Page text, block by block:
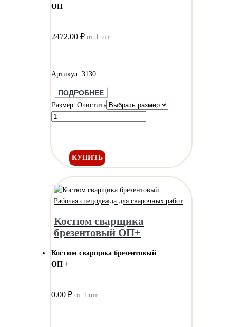
ОП
2472.00 ₽ от 1 шт.
Артикул: 3130
ПОДРОБНЕЕ
Размер Очистить
КУПИТЬ
Костюм сварщика
брезентовый ОП+
Костюм сварщика брезентовый
ОП +
0.00 ₽ от 1 шт.